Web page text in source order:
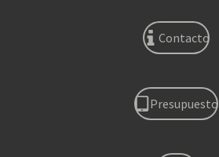
Contacto
Presupuesto